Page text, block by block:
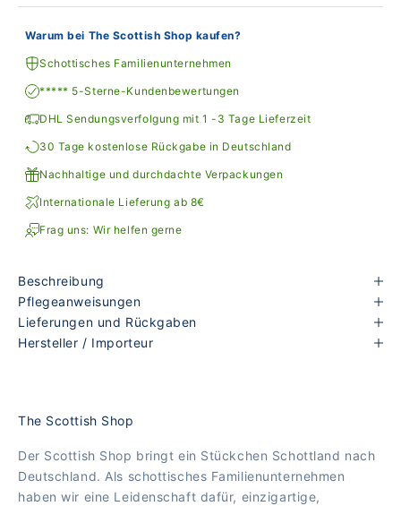
Warum bei The Scottish Shop kaufen?
Schottisches Familienunternehmen
***** 5-Sterne-Kundenbewertungen
DHL Sendungsverfolgung mit 1 -3 Tage Lieferzeit
30 Tage kostenlose Rückgabe in Deutschland
Nachhaltige und durchdachte Verpackungen
Internationale Lieferung ab 8€
Frag uns: Wir helfen gerne
Beschreibung
Pflegeanweisungen
Lieferungen und Rückgaben
Hersteller / Importeur
The Scottish Shop
Der Scottish Shop bringt ein Stückchen Schottland nach
Deutschland. Als schottisches Familienunternehmen
haben wir eine Leidenschaft dafür, einzigartige,